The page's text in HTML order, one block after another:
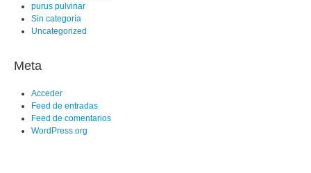
purus pulvinar
Sin categoría
Uncategorized
Meta
Acceder
Feed de entradas
Feed de comentarios
WordPress.org